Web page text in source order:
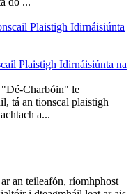
Plaistigh Idirnáisiúnta na
"Dé-Charbóin" le
tá an tionscal plaistigh
a...
an teileafón, ríomhphost